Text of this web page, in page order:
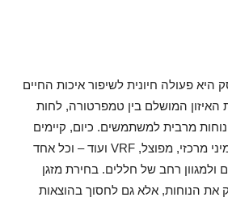
היא פעולה חיונית לשיפור איכות החיים
המושלם בין טמפרטורה, לחות
נוחות מרבית למשתמשים. כיום, קיימים
סוגים רבים של מזגנים – מיני מרכזי, מפוצל, VRF ועוד – וכל אחד
רחב של חללים. בחירת מזגן
את הנוחות, אלא גם לחסוך בהוצאות